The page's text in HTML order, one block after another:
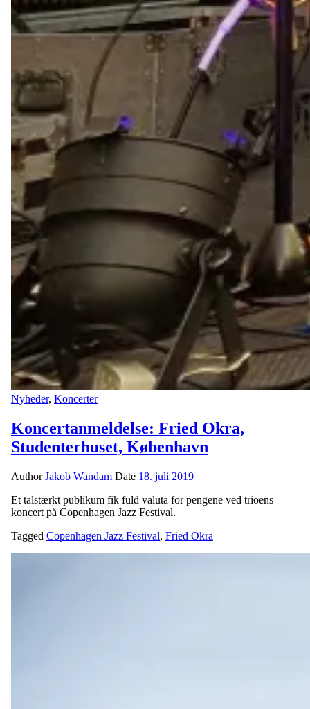
Nyheder, Koncerter
Koncertanmeldelse: Fried Okra,
Studenterhuset, København
AuthorJakob Wandam Date 18. juli 2019
Et talstærkt publikum fik fuld valuta for pengene ved trioens
koncert på Copenhagen Jazz Festival.
Tagged Copenhagen Jazz Festival, Fried Okra |